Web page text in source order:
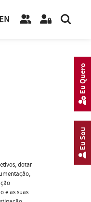
EN
dotar
e as suas
Eu Sou
Eu Quero